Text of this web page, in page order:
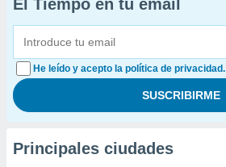
El Tiempo en tu email
He leído y acepto la política de privacidad.
Principales ciudades